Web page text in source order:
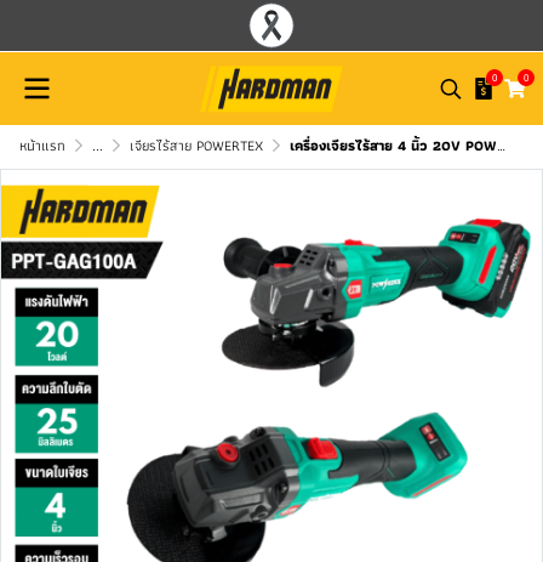
0 0
หน้าแรก ... เจียรไร้สาย POWERTEX เครื่องเจียรไร้สาย 4 นิ้ว 20V POWERTEX G-Series